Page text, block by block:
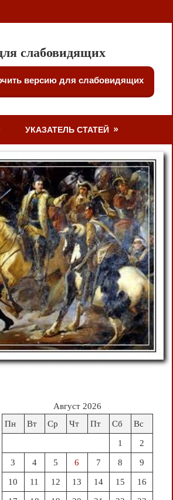
слабовидящих
версию для слабовидящих
УКАЗАТЕЛЬ СТАТЕЙ
Август 2026
Пн
Вт Ср Чт Пт Сб Вс
1 2
3 4 5 6 7 8 9
10 11 12 13 14 15 16